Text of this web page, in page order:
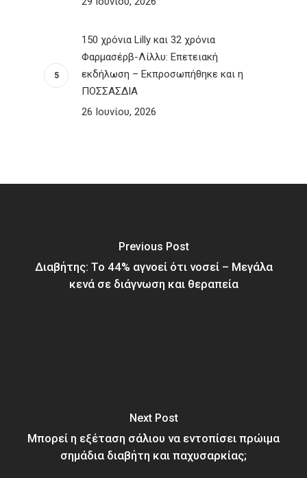
150 χρόνια Lilly και 32 χρόνια
Φαρμασέρβ-Λίλλυ: Eπετειακή
εκδήλωση – Εκπροσωπήθηκε και η
ΠΟΣΣΑΣΔΙΑ
26 Ιουνίου, 2026
Previous Post
Διαβήτης: Το 44% αγνοεί ότι νοσεί – Μεγάλα
κενά σε διάγνωση και θεραπεία
Next Post
Μπορεί η εξέταση σάλιου να εντοπίσει πρώιμα
σημάδια διαβήτη και παχυσαρκίας;